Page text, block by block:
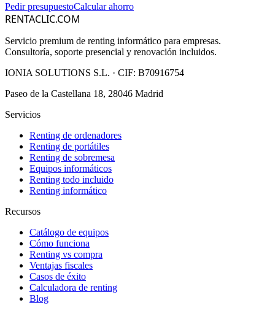
Pedir presupuestoCalcular ahorro
RENTACLIC.COM
Servicio premium de renting informático para empresas.
Consultoría, soporte presencial y renovación incluidos.
IONIA SOLUTIONS S.L. · CIF: B70916754
Paseo de la Castellana 18, 28046 Madrid
Servicios
Renting de ordenadores
Renting de portátiles
Renting de sobremesa
Equipos informáticos
Renting todo incluido
Renting informático
Recursos
Catálogo de equipos
Cómo funciona
Renting vs compra
Ventajas fiscales
Casos de éxito
Calculadora de renting
Blog